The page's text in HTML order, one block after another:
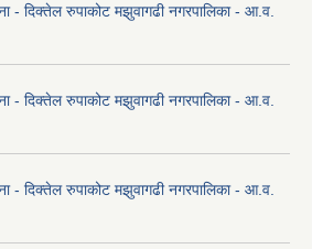
- दिक्तेल रुपाकोट मझुवागढी नगरपालिका - आ.व.
- दिक्तेल रुपाकोट मझुवागढी नगरपालिका - आ.व.
- दिक्तेल रुपाकोट मझुवागढी नगरपालिका - आ.व.